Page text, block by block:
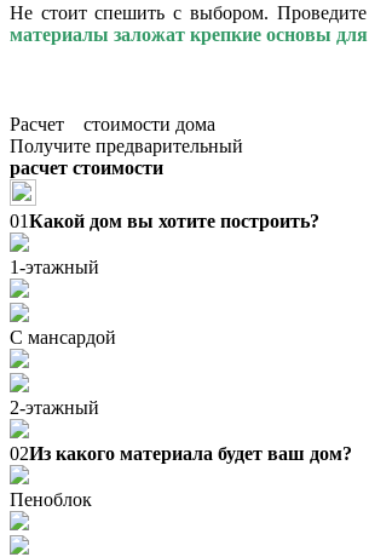
Не стоит спешить с выбором. Проведите
материалы заложат крепкие основы
Расчет стоимости дома
Получите предварительный
расчет стоимости
01Какой дом вы хотите построить?
1-этажный
С мансардой
2-этажный
02Из какого материала будет ваш дом?
Пеноблок